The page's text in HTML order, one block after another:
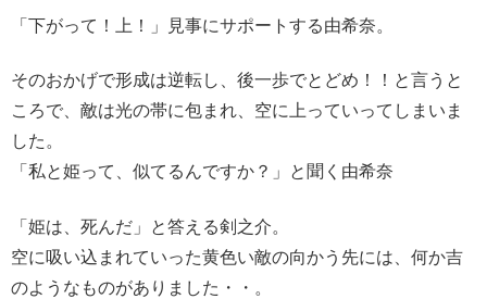
「下がって！上！」見事にサポートする由希奈。
そのおかげで形成は逆転し、後一歩でとどめ！！と言うと
ころで、敵は光の帯に包まれ、空に上っていってしまいま
した。
「私と姫って、似てるんですか？」と聞く由希奈
「姫は、死んだ」と答える剣之介。
空に吸い込まれていった黄色い敵の向かう先には、何か吉
のようなものがありました・・。